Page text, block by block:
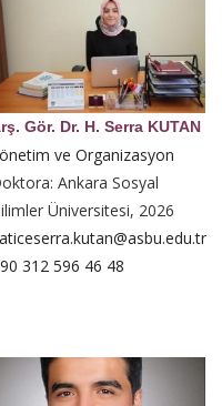
Gör. Dr. H. Serra KUTAN
ve Organizasyon
Ankara Sosyal
Üniversitesi, 2026
312 596 46 48